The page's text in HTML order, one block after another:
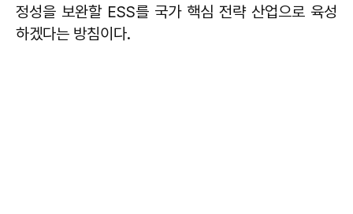
정성을 보완할 ESS를 국가 핵심 전략 산업으로 육성
하겠다는 방침이다.